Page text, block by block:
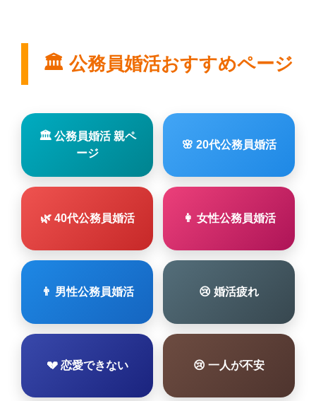
🏛 公務員婚活おすすめページ
🏛 公務員婚活 親ペ
ージ
🌸 20代公務員婚活
🌿 40代公務員婚活 👩 女性公務員婚活
👨 男性公務員婚活 😢 婚活疲れ
💔 恋愛できない 😢 一人が不安